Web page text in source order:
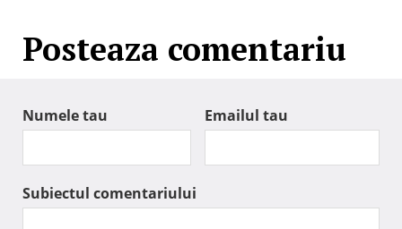
Posteaza comentariu
Numele tau Emailul tau
Subiectul comentariului